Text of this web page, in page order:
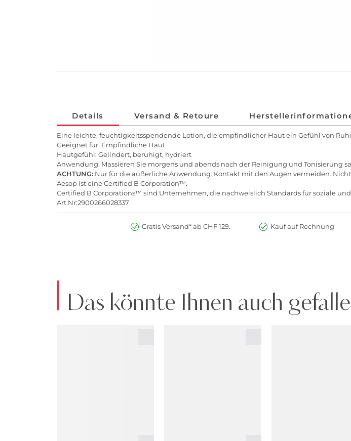
Details Versand & Retoure
Eine leichte, feuchtigkeitsspendende Lotion, die empfindlicher Haut ein Gefühl von
Geeignet für: Empfindliche Haut
Hautgefühl: Gelindert, beruhigt, hydriert
Anwendung: Massieren Sie morgens und abends nach der Reinigung und Tonisierung
ACHTUNG: Nur für die äußerliche Anwendung. Kontakt mit den Augen vermeiden.
Aesop ist eine Certified B Corporation™.
Certified B Corporations™ sind Unternehmen, die nachweislich Standards für soziale
Art.Nr:2900266028337
Gratis Versand* ab CHF 129.- Kauf auf Rechnung
Das könnte Ihnen auch